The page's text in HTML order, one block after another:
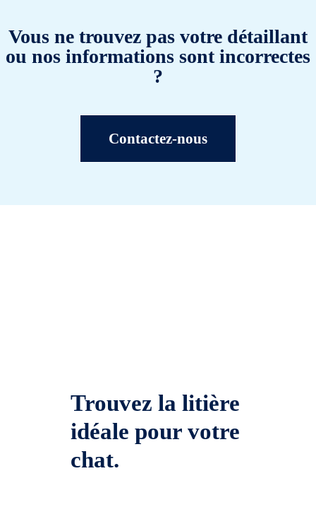
Vous ne trouvez pas votre détaillant
ou nos informations sont incorrectes
?
Contactez-nous
Trouvez la litière
idéale pour votre
chat.